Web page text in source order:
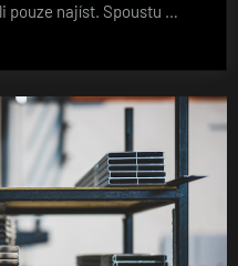
pouze najíst. Spoustu …